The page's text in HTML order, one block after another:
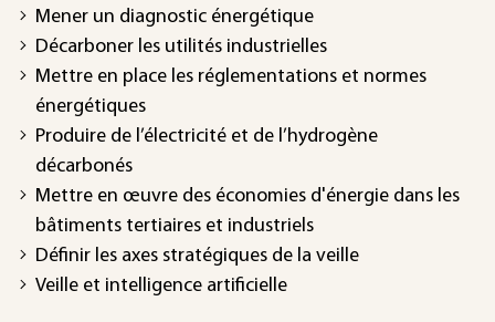
Mener un diagnostic énergétique
Décarboner les utilités industrielles
Mettre en place les réglementations et normes
énergétiques
Produire de l’électricité et de l’hydrogène
décarbonés
Mettre en œuvre des économies d'énergie dans les
bâtiments tertiaires et industriels
Définir les axes stratégiques de la veille
Veille et intelligence artificielle